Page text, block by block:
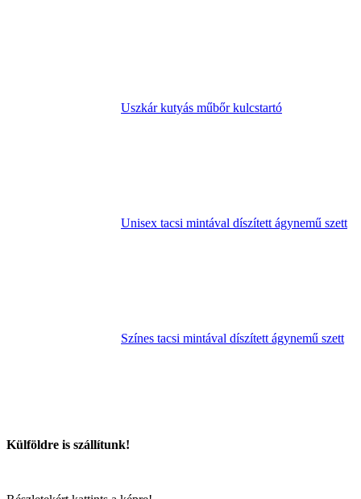
Uszkár kutyás műbőr kulcstartó
Unisex tacsi mintával díszített ágynemű szett
Színes tacsi mintával díszített ágynemű szett
Külföldre is szállítunk!